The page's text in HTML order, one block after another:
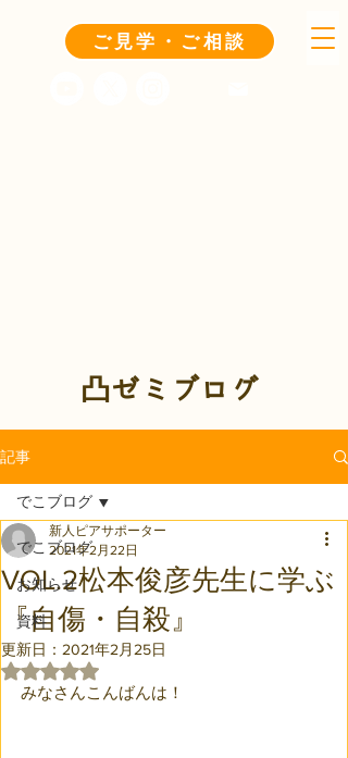
ご見学・ご相談
凸ゼミブログ
記事
でこブログ
お知らせ
資料
でこブログ
VOL.2松本俊彦先生に学ぶ
『自傷・自殺』
新人ピアサポーター
2021年2月22日
更新日： 2021年2月25日
5つ星のうちNaNと評価されています。
みなさんこんばんは！